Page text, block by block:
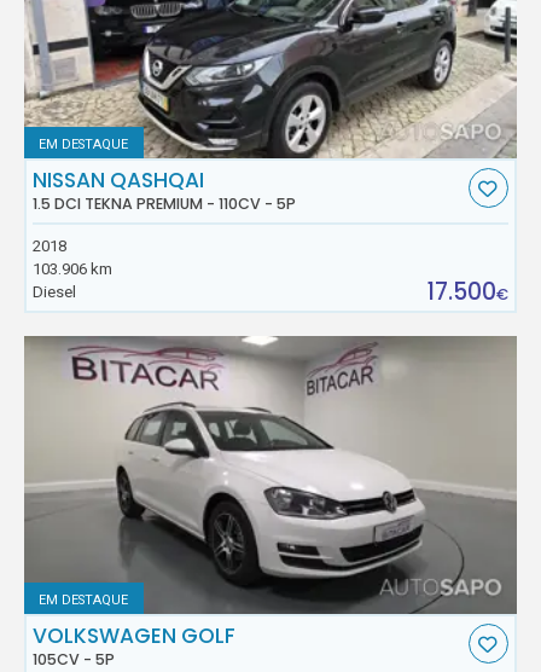
EM DESTAQUE
NISSAN QASHQAI
1.5 DCI TEKNA PREMIUM - 110CV - 5P
2018
103.906 km
Diesel
17.500€
EM DESTAQUE
VOLKSWAGEN GOLF
105CV - 5P